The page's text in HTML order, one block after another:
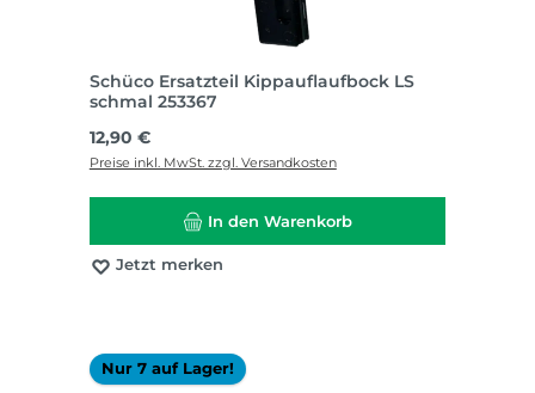
Schüco Ersatzteil Kippauflaufbock LS
schmal 253367
Regulärer Preis:
12,90 €
Preise inkl. MwSt. zzgl. Versandkosten
In den Warenkorb
Jetzt merken
Nur 7 auf Lager!